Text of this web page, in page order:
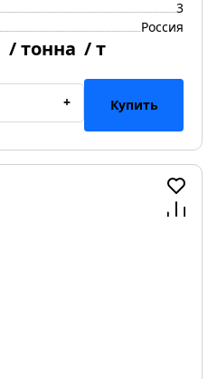
3
Россия
/ тонна / т
+ Купить